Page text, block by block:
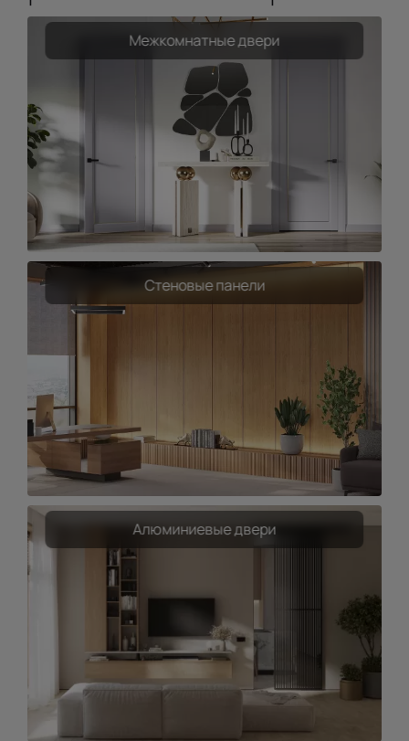
Межкомнатные двери
Стеновые панели
Алюминиевые двери